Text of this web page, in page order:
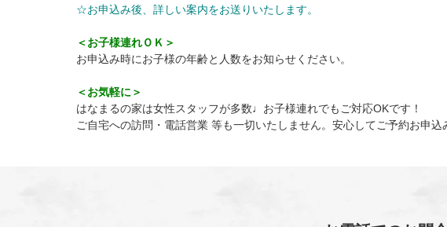
☆お申込み後、詳しい案内をお送りいたします。
＜お子様連れＯＫ＞
お申込み時にお子様の年齢と人数をお知らせください。
＜お気軽に＞
はなまるの家は女性スタッフが多数♩お子様連れでもご対応OKです！
ご自宅への訪問・電話営業 等も一切いたしません。安心してご予約お申込